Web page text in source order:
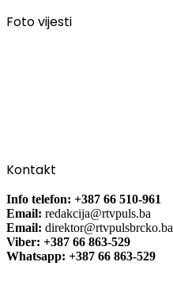
Foto vijesti
Kontakt
Info telefon: +387 66 510-961
Email: redakcija@rtvpuls.ba
Email: direktor@rtvpulsbrcko.ba
Viber: +387 66 863-529
Whatsapp: +387 66 863-529